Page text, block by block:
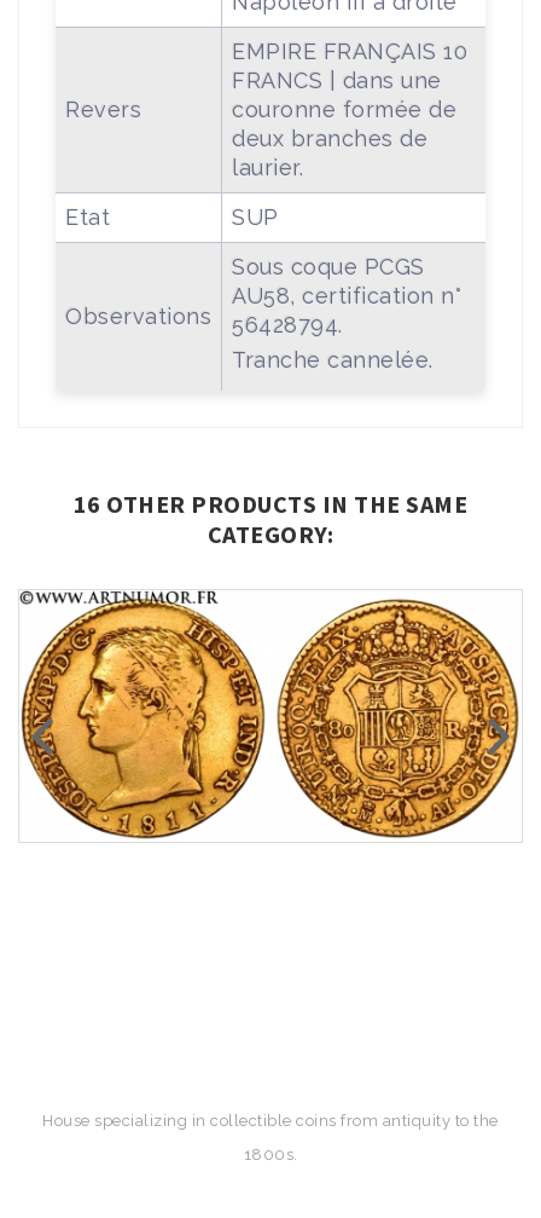
Revers
EMPIRE FRANÇAIS 10
FRANCS | dans une
couronne formée de
deux branches de
laurier.
Etat
SUP
Observations
Sous coque PCGS
AU58, certification n°
56428794.
Tranche cannelée.
16 OTHER PRODUCTS IN THE SAME
CATEGORY:
House specializing in collectible coins from antiquity to the
1800s.